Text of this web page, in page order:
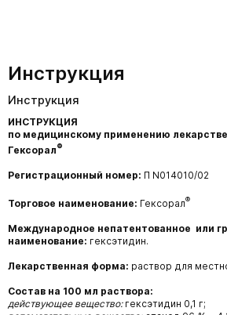
Инструкция
Инструкция
ИНСТРУКЦИЯ
по медицинскому применению
Гексорал®
Регистрационный номер: П N014010/02
Торговое наименование: Гексорал®
Международное непатентованное или
наименование: гексэтидин.
Лекарственная форма: раствор для
Состав на 100 мл раствора:
действующее вещество:гексэтидин 0,1 г;